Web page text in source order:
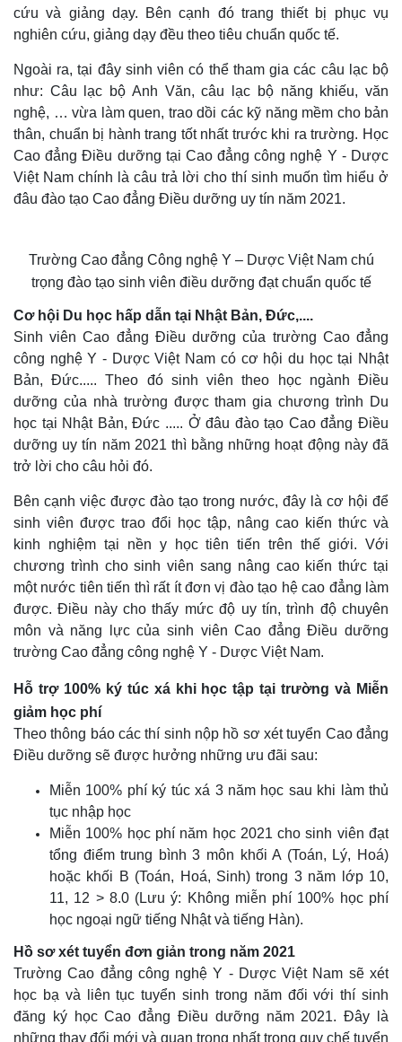
cứu và giảng dạy. Bên cạnh đó trang thiết bị phục vụ
nghiên cứu, giảng dạy đều theo tiêu chuẩn quốc tế.
Ngoài ra, tại đây sinh viên có thể tham gia các câu lạc bộ
như: Câu lạc bộ Anh Văn, câu lạc bộ năng khiếu, văn
nghệ, … vừa làm quen, trao dồi các kỹ năng mềm cho bản
thân, chuẩn bị hành trang tốt nhất trước khi ra trường. Học
Cao đẳng Điều dưỡng tại Cao đẳng công nghệ Y - Dược
Việt Nam chính là câu trả lời cho thí sinh muốn tìm hiểu ở
đâu đào tạo Cao đẳng Điều dưỡng uy tín năm 2021.
Trường Cao đẳng Công nghệ Y – Dược Việt Nam chú
trọng đào tạo sinh viên điều dưỡng đạt chuẩn quốc tế
Cơ hội Du học hấp dẫn tại Nhật Bản, Đức,....
Sinh viên Cao đẳng Điều dưỡng của trường Cao đẳng
công nghệ Y - Dược Việt Nam có cơ hội du học tại Nhật
Bản, Đức..... Theo đó sinh viên theo học ngành Điều
dưỡng của nhà trường được tham gia chương trình Du
học tại Nhật Bản, Đức ..... Ở đâu đào tạo Cao đẳng Điều
dưỡng uy tín năm 2021 thì bằng những hoạt động này đã
trở lời cho câu hỏi đó.
Bên cạnh việc được đào tạo trong nước, đây là cơ hội để
sinh viên được trao đổi học tập, nâng cao kiến thức và
kinh nghiệm tại nền y học tiên tiến trên thế giới. Với
chương trình cho sinh viên sang nâng cao kiến thức tại
một nước tiên tiến thì rất ít đơn vị đào tạo hệ cao đẳng làm
được. Điều này cho thấy mức độ uy tín, trình độ chuyên
môn và năng lực của sinh viên Cao đẳng Điều dưỡng
trường Cao đẳng công nghệ Y - Dược Việt Nam.
Hỗ trợ 100% ký túc xá khi học tập tại trường và Miễn
giảm học phí
Theo thông báo các thí sinh nộp hồ sơ xét tuyển Cao đẳng
Điều dưỡng sẽ được hưởng những ưu đãi sau:
Miễn 100% phí ký túc xá 3 năm học sau khi làm thủ
tục nhập học
Miễn 100% học phí năm học 2021 cho sinh viên đạt
tổng điểm trung bình 3 môn khối A (Toán, Lý, Hoá)
hoặc khối B (Toán, Hoá, Sinh) trong 3 năm lớp 10,
11, 12 > 8.0 (Lưu ý: Không miễn phí 100% học phí
học ngoại ngữ tiếng Nhật và tiếng Hàn).
Hồ sơ xét tuyển đơn giản trong năm 2021
Trường Cao đẳng công nghệ Y - Dược Việt Nam sẽ xét
học bạ và liên tục tuyển sinh trong năm đối với thí sinh
đăng ký học Cao đẳng Điều dưỡng năm 2021. Đây là
những thay đổi mới và quan trọng nhất trong quy chế tuyển